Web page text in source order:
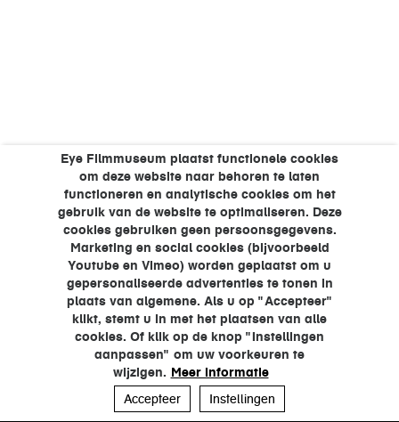
Eye Filmmuseum plaatst functionele cookies
om deze website naar behoren te laten
functioneren en analytische cookies om het
gebruik van de website te optimaliseren. Deze
cookies gebruiken geen persoonsgegevens.
Marketing en social cookies (bijvoorbeeld
Youtube en Vimeo) worden geplaatst om u
gepersonaliseerde advertenties te tonen in
plaats van algemene. Als u op "Accepteer"
klikt, stemt u in met het plaatsen van alle
cookies. Of klik op de knop "Instellingen
aanpassen" om uw voorkeuren te
wijzigen. Meer informatie
Accepteer
Instellingen